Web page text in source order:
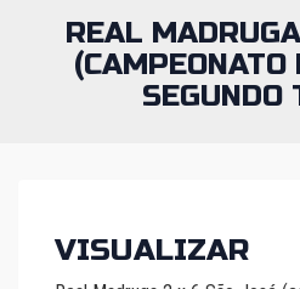
REAL
SEGUNDO
VISUALIZAR